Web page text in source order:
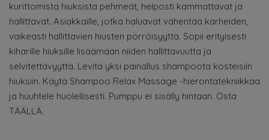
kurittomista hiuksista pehmeät, helposti kammattavat ja
hallittavat. Asiakkaille, jotka haluavat vähentää karheiden,
vaikeasti hallittavien hiusten pörröisyyttä. Sopii erityisesti
kiharille hiuksille lisäämään niiden hallittavuutta ja
selvitettävyyttä. Levitä yksi painallus shampoota kosteisiin
hiuksiin. Käytä Shampoo Relax Massage -hierontatekniikkaa
ja huuhtele huolellisesti. Pumppu ei sisälly hintaan. Osta
TÄÄLLÄ.